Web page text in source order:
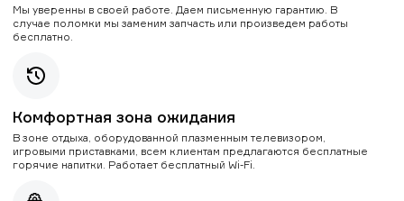
Мы уверенны в своей работе. Даем письменную гарантию. В
случае поломки мы заменим запчасть или произведем работы
бесплатно.
Комфортная зона ожидания
В зоне отдыха, оборудованной плазменным телевизором,
игровыми приставками, всем клиентам предлагаются бесплатные
горячие напитки. Работает бесплатный Wi-Fi.